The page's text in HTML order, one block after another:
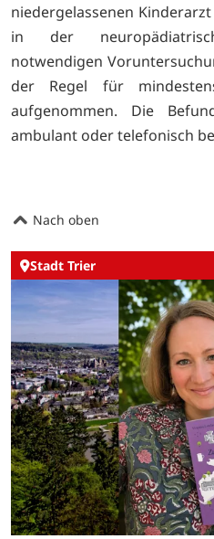
niedergelassenen
in der
notwendigen
der Regel für
aufgenommen. Die
ambulant oder telefonisch
Nach oben
Stadt Trier